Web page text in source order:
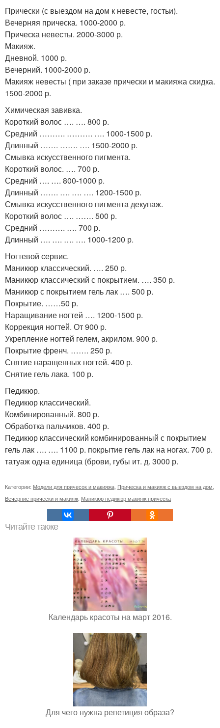
Прически (с выездом на дом к невесте, гостьи).
Вечерняя прическа. 1000-2000 р.
Прическа невесты. 2000-3000 р.
Макияж.
Дневной. 1000 р.
Вечерний. 1000-2000 р.
Макияж невесты ( при заказе прически и макияжа скидка.
1500-2000 р.
Химическая завивка.
Короткий волос …. …. 800 р.
Средний ………. ………. …. 1000-1500 р.
Длинный ……. ……. …. 1500-2000 р.
Смывка искусственного пигмента.
Короткий волос. …. 700 р.
Средний …. …. 800-1000 р.
Длинный ……. …. …. …. 1200-1500 р.
Смывка искусственного пигмента декупаж.
Короткий волос …. ……. 500 р.
Средний ………. …. 700 р.
Длинный …. …. …. …. 1000-1200 р.
Ногтевой сервис.
Маникюр классический. …. 250 р.
Маникюр классический с покрытием. …. 350 р.
Маникюр с покрытием гель лак …. 500 р.
Покрытие. ……50 р.
Наращивание ногтей …. 1200-1500 р.
Коррекция ногтей. От 900 р.
Укрепление ногтей гелем, акрилом. 900 р.
Покрытие френч. ……. 250 р.
Снятие наращенных ногтей. 400 р.
Снятие гель лака. 100 р.
Педикюр.
Педикюр классический.
Комбинированный. 800 р.
Обработка пальчиков. 400 р.
Педикюр классический комбинированный с покрытием
гель лак …. …. 1100 р. покрытие гель лак на ногах. 700 р.
татуаж одна единица (брови, губы ит. д. 3000 р.
Категории: Модели для причесок и макияжа Прическа и макияж с выездом на дом
Вечерние прически и макияж Маникюр педикюр макияж прическа
Читайте также
Календарь красоты на март 2016.
Для чего нужна репетиция образа?